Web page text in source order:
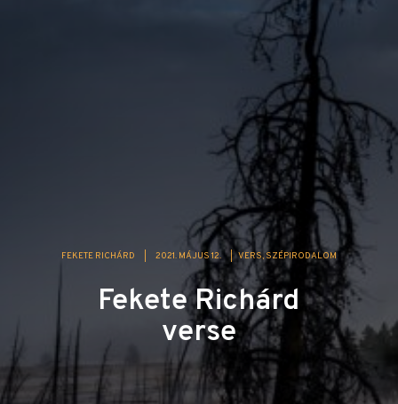
FEKETE RICHÁRD 2021. MÁJUS 12. | VERS SZÉPIRODALOM
Fekete Richárd
verse